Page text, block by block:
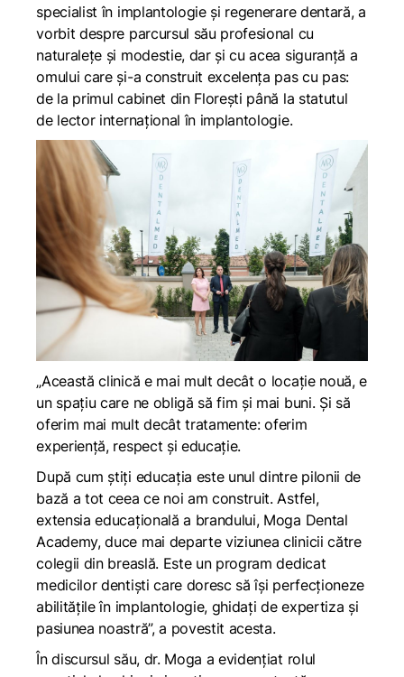
specialist în implantologie și regenerare dentară, a
vorbit despre parcursul său profesional cu
naturalețe și modestie, dar și cu acea siguranță a
omului care și-a construit excelența pas cu pas:
de la primul cabinet din Florești până la statutul
de lector internațional în implantologie.
„Această clinică e mai mult decât o locație nouă, e
un spațiu care ne obligă să fim și mai buni. Și să
oferim mai mult decât tratamente: oferim
experiență, respect și educație.
După cum știți educația este unul dintre pilonii de
bază a tot ceea ce noi am construit. Astfel,
extensia educațională a brandului, Moga Dental
Academy, duce mai departe viziunea clinicii către
colegii din breaslă. Este un program dedicat
medicilor dentiști care doresc să își perfecționeze
abilitățile în implantologie, ghidați de expertiza și
pasiunea noastră”,a povestit acesta.
În discursul său, dr. Moga a evidențiat rolul